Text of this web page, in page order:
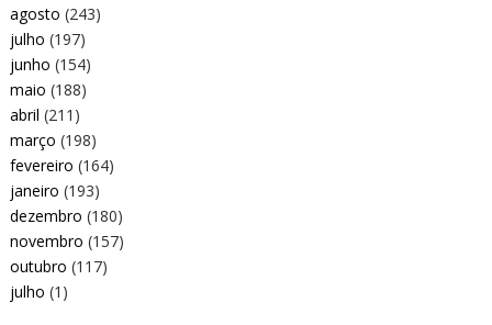
agosto (243)
julho (197)
junho (154)
maio (188)
abril (211)
março (198)
fevereiro (164)
janeiro (193)
dezembro (180)
novembro (157)
outubro (117)
julho (1)